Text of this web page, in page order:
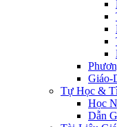
Giáo-
Tự Học &
Học
Dẫn